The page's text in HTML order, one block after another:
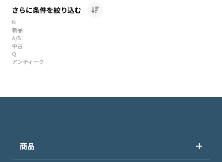
さらに条件を絞り込む
N
新品
A/B
中古
Q
アンティーク
商品